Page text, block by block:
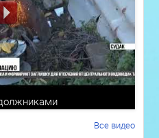
Все видео